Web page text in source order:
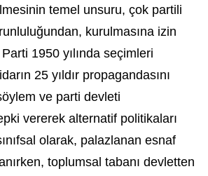
temel unsuru, çok partili
kurulmasına izin
1950 yılında seçimleri
25 yıldır propagandasını
ve parti devleti
vererek alternatif politikaları
olarak, palazlanan esnaf
toplumsal tabanı devletten